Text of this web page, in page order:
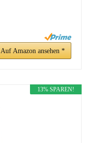
Auf Amazon ansehen *
13% SPAREN!